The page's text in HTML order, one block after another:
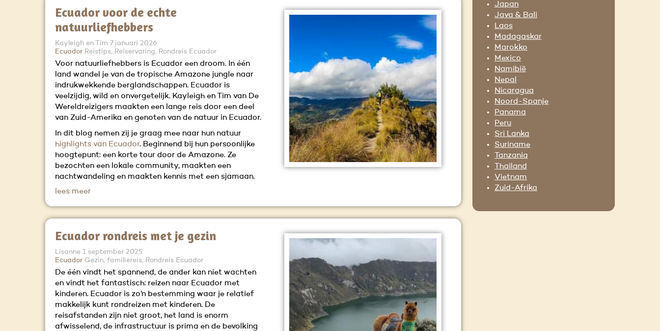
Japan
Java & Bali
Laos
Madagaskar
Marokko
Mexico
Namibië
Nepal
Nicaragua
Noord-Spanje
Panama
Peru
Sri Lanka
Suriname
Tanzania
Thailand
Vietnam
Zuid-Afrika
Ecuador voor de echte
natuurliefhebbers
Kayleigh en Tim 7 januari 2026
Ecuador Reistips, Reiservaring, Rondreis Ecuador
Voor natuurliefhebbers is Ecuador een droom. In één
land wandel je van de tropische Amazone jungle naar
indrukwekkende berglandschappen. Ecuador is
veelzijdig, wild en onvergetelijk. Kayleigh en Tim van De
Wereldreizigers maakten een lange reis door een deel
van Zuid-Amerika en genoten van de natuur in Ecuador.
In dit blog nemen zij je graag mee naar hun natuur
highlights van Ecuador. Beginnend bij hun persoonlijke
hoogtepunt: een korte tour door de Amazone. Ze
bezochten een lokale community, maakten een
nachtwandeling en maakten kennis met een sjamaan.
lees meer
Ecuador rondreis met je gezin
Lisanne 1 september 2025
Ecuador Gezin, familiereis, Rondreis Ecuador
De één vindt het spannend, de ander kan niet wachten
en vindt het fantastisch: reizen naar Ecuador met
kinderen. Ecuador is zo’n bestemming waar je relatief
makkelijk kunt rondreizen met kinderen. De
reisafstanden zijn niet groot, het land is enorm
afwisselend, de infrastructuur is prima en de bevolking